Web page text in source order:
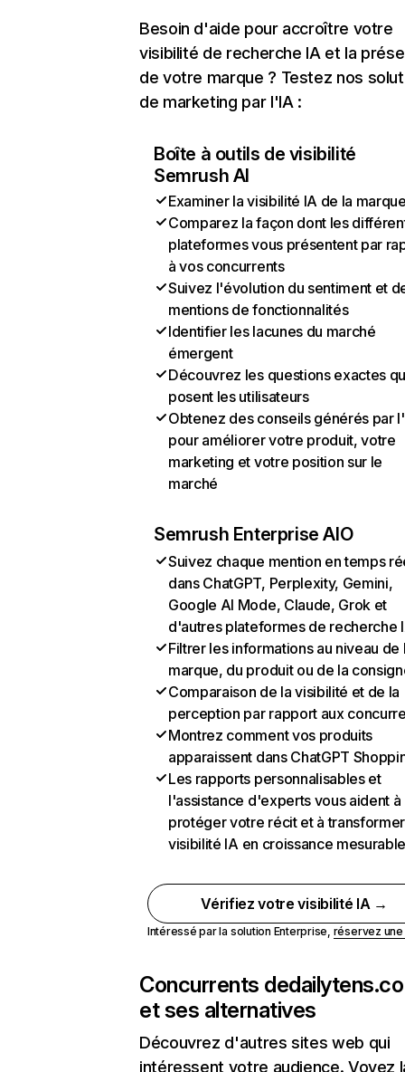
Besoin d'aide pour accroître votre
visibilité de recherche IA et la
de votre marque ? Testez nos
de marketing par l'IA :
Boîte à outils de visibilité
Semrush AI
Examiner la visibilité IA de la
Comparez la façon dont les
plateformes vous présentent par
à vos concurrents
Suivez l'évolution du sentiment et
mentions de fonctionnalités
Identifier les lacunes du marché
émergent
Découvrez les questions exactes
posent les utilisateurs
Obtenez des conseils générés par
pour améliorer votre produit, votre
marketing et votre position sur le
marché
Semrush Enterprise AIO
Suivez chaque mention en temps
dans ChatGPT, Perplexity, Gemini,
Google AI Mode, Claude, Grok et
d'autres plateformes de recherche
Filtrer les informations au niveau de
marque, du produit ou de la
Comparaison de la visibilité et de la
perception par rapport aux
Montrez comment vos produits
apparaissent dans ChatGPT
Les rapports personnalisables et
l'assistance d'experts vous aident à
protéger votre récit et à
visibilité IA en croissance
Vérifiez votre visibilité IA →
Intéressé par la solution Enterprise, réservez
Concurrents de
et ses alternatives
Découvrez d'autres sites web qui
intéressent votre audience. Voyez